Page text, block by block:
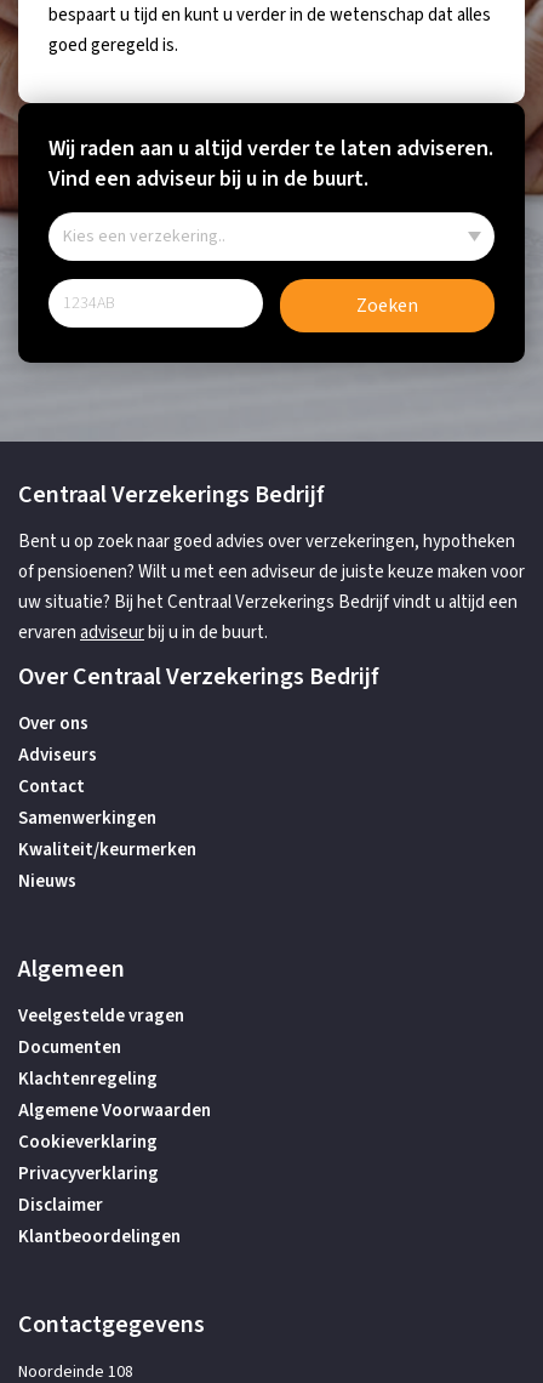
bespaart u tijd en kunt u verder in de wetenschap dat alles
goed geregeld is.
Wij raden aan u altijd verder te laten adviseren.
Vind een adviseur bij u in de buurt.
Zoeken
Centraal Verzekerings Bedrijf
Bent u op zoek naar goed advies over verzekeringen, hypotheken
of pensioenen? Wilt u met een adviseur de juiste keuze maken voor
uw situatie? Bij het Centraal Verzekerings Bedrijf vindt u altijd een
ervarenadviseurbij u in de buurt.
Over Centraal Verzekerings Bedrijf
Over ons
Adviseurs
Contact
Samenwerkingen
Kwaliteit/keurmerken
Nieuws
Algemeen
Veelgestelde vragen
Documenten
Klachtenregeling
Algemene Voorwaarden
Cookieverklaring
Privacyverklaring
Disclaimer
Klantbeoordelingen
Contactgegevens
Noordeinde 108